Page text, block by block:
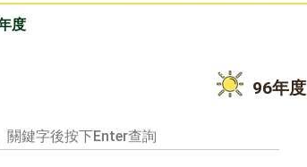
度
96年度